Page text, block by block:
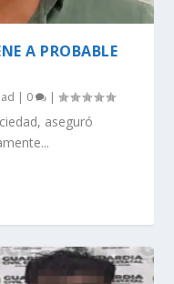
A PROBABLE
| 0 |
aseguró